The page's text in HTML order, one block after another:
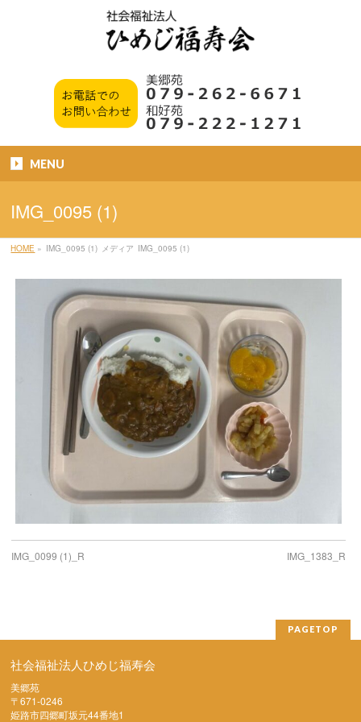
MENU
IMG_0095 (1)
HOME » IMG_0095 (1) メディア IMG_0095 (1)
IMG_0099 (1)_R IMG_1383_R
PAGETOP
社会福祉法人ひめじ福寿会
美郷苑
〒671-0246
姫路市四郷町坂元44番地1